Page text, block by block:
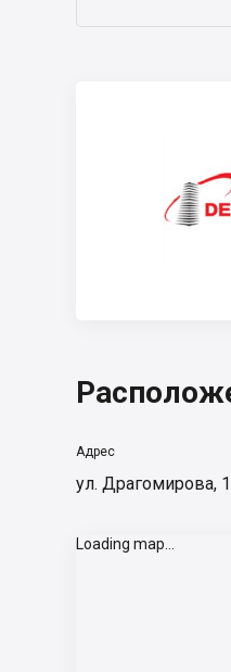
Адрес
ул. Драгомирова,
Loading map...